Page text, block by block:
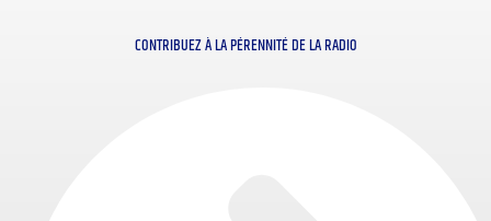
CONTRIBUEZ À LA PÉRENNITÉ DE LA RADIO